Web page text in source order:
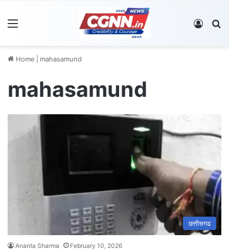
Log In
Home mahasamund
mahasamund
छत्तीसगढ
Ananta Sharma February 10, 2026